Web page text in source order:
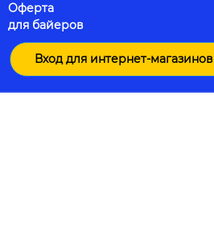
Оферта
для байеров
Вход для интернет-магазинов